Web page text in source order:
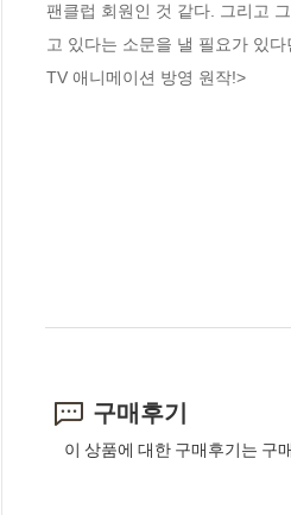
팬클럽 회원인 것 같다. 그리고
고 있다는 소문을 낼 필요가 있
TV 애니메이션 방영 원작!>
구매후기
이 상품에 대한 구매후기는 구